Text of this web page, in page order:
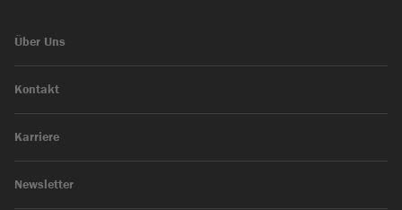
Über Uns
Kontakt
Karriere
Newsletter